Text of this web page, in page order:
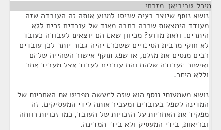
מיכל טביביאן-מזרחי
נושא נוסף שיוצר בעיה שניסו למנוע אותה זה העובדה שזה
מעודד הימצאות שכבה רחבה מאוד של עובדים זרים ללא
היתרים. וזאת מדוע? מכיוון שאם הם יוצאים לעבודה כעובד
לא חוקי מרבית הסיכויים ששכרם יהיה גבוה יותר לכן עובדים
רבים מנסים את מזלם, או שפג תוקף אישור השהייה שלהם
ואישור העבודה שלהם והם עוברים לעבוד אצל מעביד אחר
וללא היתר.
נושא משמעותי נוסף הוא שזה למעשה מפריט את האחריות של
המדינה לטפל בעובדים ומעביר אותה לידי המעסיקים. זה
מפקיד את האחריות על הזכויות של העובד, כמו זכויות רווחה
ובריאות, בידי המעסיק ולא בידי המדינה.